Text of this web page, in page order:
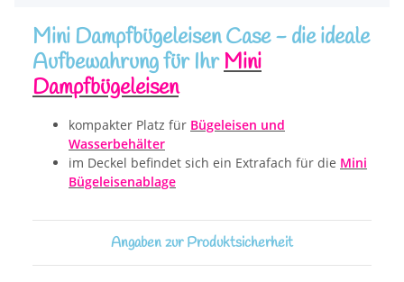
Mini Dampfbügeleisen Case - die ideale
Aufbewahrung für IhrMini
Dampfbügeleisen
kompakter Platz für Bügeleisen und
Wasserbehälter
im Deckel befindet sich ein Extrafach für die Mini
Bügeleisenablage
Angaben zur Produktsicherheit